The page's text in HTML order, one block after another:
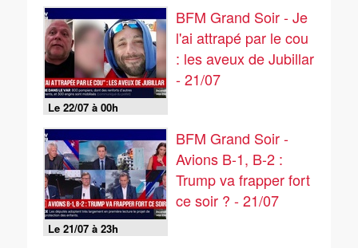
Le 22/07 à 00h
BFM Grand Soir - Je
l'ai attrapé par le cou
: les aveux de Jubillar
- 21/07
Le 21/07 à 23h
BFM Grand Soir -
Avions B-1, B-2 :
Trump va frapper fort
ce soir ? - 21/07